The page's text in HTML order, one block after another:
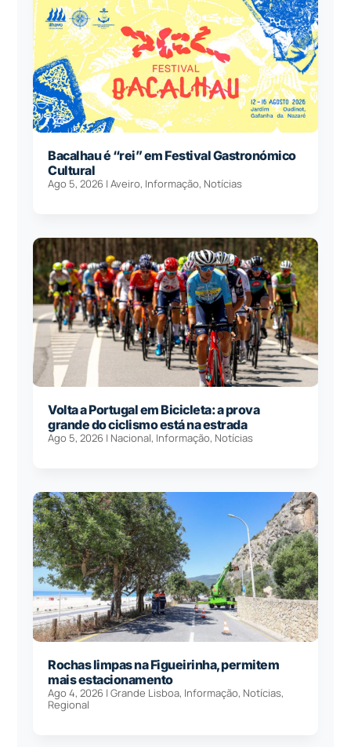
Bacalhau é “rei” em Festival Gastronómico
Cultural
Ago 5, 2026 |Aveiro, Informação, Notícias
Volta a Portugal em Bicicleta: a prova
grande do ciclismo está na estrada
Ago 5, 2026 | Nacional, Informação, Notícias
Rochas limpas na Figueirinha, permitem
mais estacionamento
Ago 4, 2026 |Grande Lisboa, Informação, Notícias,
Regional